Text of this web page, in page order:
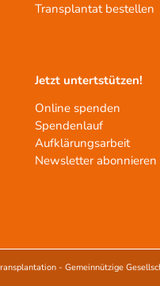
Transplantat bestellen
Jetzt untertstützen!
Online spenden
Spendenlauf
Aufklärungsarbeit
Newsletter abonnieren
- Gemeinnützige